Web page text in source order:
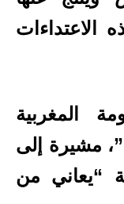
الاعتداءات
المغربية
مشيرة إلى
“يعاني من